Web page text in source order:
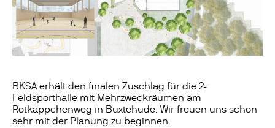
BKSA erhält den finalen Zuschlag für die 2-
Feldsporthalle mit Mehrzweckräumen am
Rotkäppchenweg in Buxtehude. Wir freuen uns schon
sehr mit der Planung zu beginnen.